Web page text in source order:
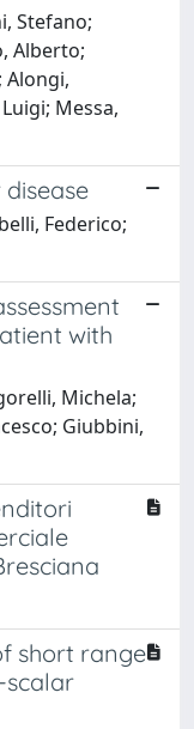
Stefano;
Alberto;
Alongi,
Messa,
disease
Federico;
with
Michela;
Giubbini,
short range
scalar